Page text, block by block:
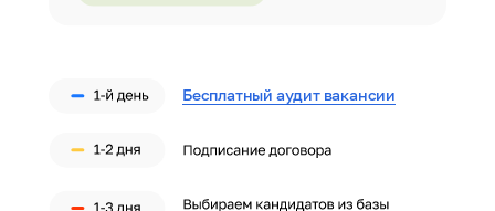
Бесплатный аудит вакансии